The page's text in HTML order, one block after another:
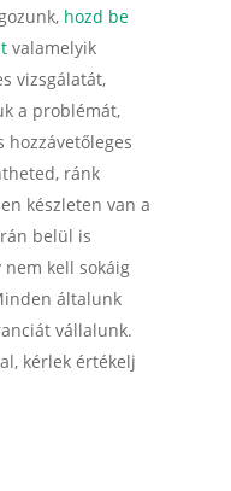
hozd be
valamelyik
vizsgálatát,
a problémát,
hozzávetőleges
ránk
készleten van a
belül is
nem kell sokáig
általunk
vállalunk.
kérlek értékelj